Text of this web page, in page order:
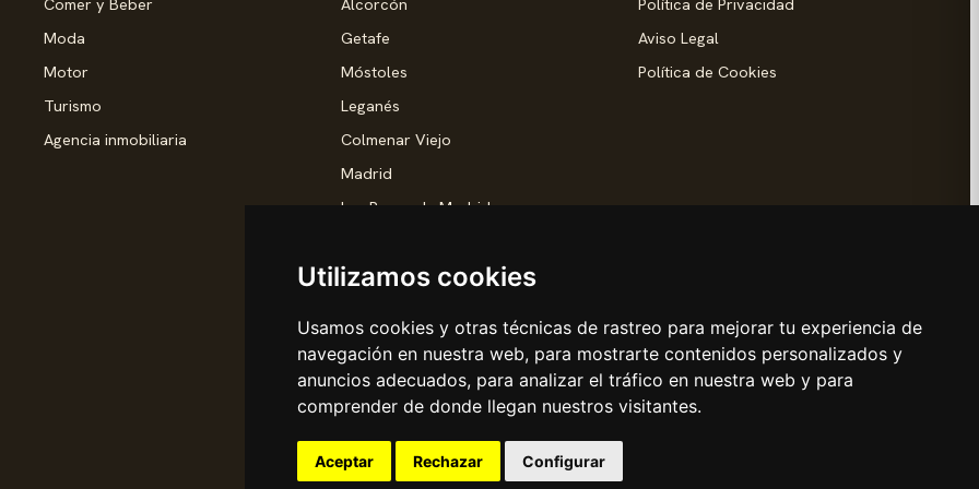
Utilizamos cookies
Usamos cookies y otras técnicas de rastreo para mejorar tu experiencia de
navegación en nuestra web, para mostrarte contenidos personalizados y
anuncios adecuados, para analizar el tráfico en nuestra web y para
comprender de donde llegan nuestros visitantes.
Aceptar Rechazar Configurar
Moda
Motor
Turismo
Agencia inmobiliaria
Getafe
Móstoles
Leganés
Colmenar Viejo
Madrid
Las Rozas de Madrid
Pozuelo de Alarcón
Valdemoro
San Sebastián de los Reyes
Alcobendas
Pinto
Parla
Aviso Legal
Política de Cookies